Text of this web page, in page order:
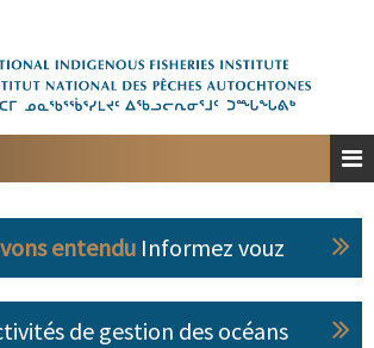
À propos
ressources
entendu Informez vouz
de gestion des océans